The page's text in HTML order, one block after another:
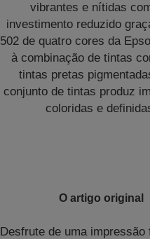
vibrantes e nítidas
investimento reduzido
502 de quatro cores da
à combinação de tintas
tintas pretas
conjunto de tintas produz
coloridas e
O artigo original
Desfrute de uma impressão